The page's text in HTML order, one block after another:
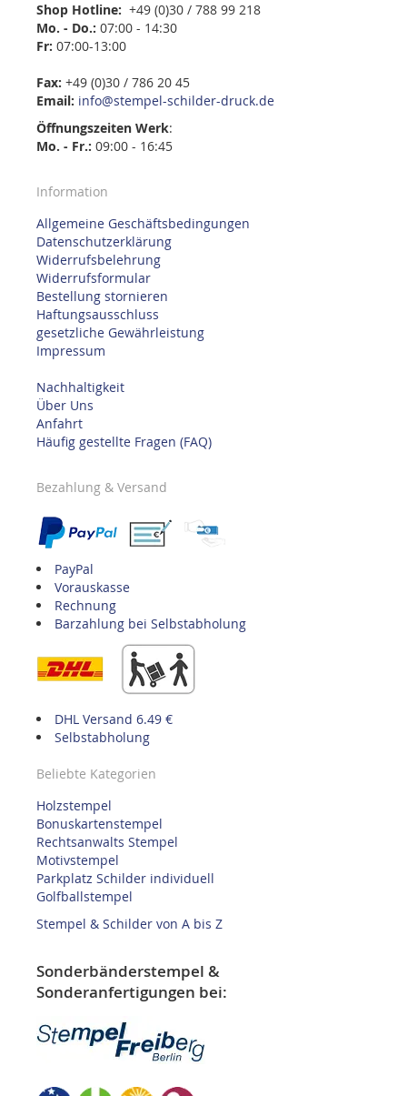
Shop Hotline: +49 (0)30 / 788 99 218
Mo. - Do.: 07:00 - 14:30
Fr: 07:00-13:00
Fax: +49 (0)30 / 786 20 45
Email: info@stempel-schilder-druck.de
Öffnungszeiten Werk:
Mo. - Fr.: 09:00 - 16:45
Information
Allgemeine Geschäftsbedingungen
Datenschutzerklärung
Widerrufsbelehrung
Widerrufsformular
Bestellung stornieren
Haftungsausschluss
gesetzliche Gewährleistung
Impressum
Nachhaltigkeit
Über Uns
Anfahrt
Häufig gestellte Fragen (FAQ)
Bezahlung & Versand
PayPal
Vorauskasse
Rechnung
Barzahlung bei Selbstabholung
DHL Versand 6.49 €
Selbstabholung
Beliebte Kategorien
Holzstempel
Bonuskartenstempel
Rechtsanwalts Stempel
Motivstempel
Parkplatz Schilder individuell
Golfballstempel
Stempel & Schilder von A bis Z
Sonderbänderstempel &
Sonderanfertigungen bei: